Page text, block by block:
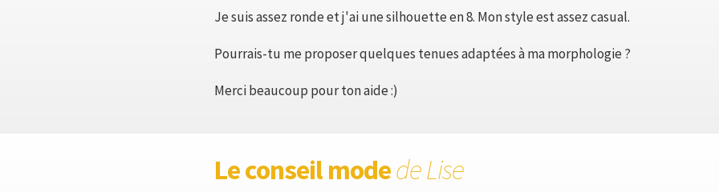
Je suis assez ronde et j'ai une silhouette en 8. Mon style est assez casual.
Pourrais-tu me proposer quelques tenues adaptées à ma morphologie ?
Merci beaucoup pour ton aide :)
Le conseil modede Lise